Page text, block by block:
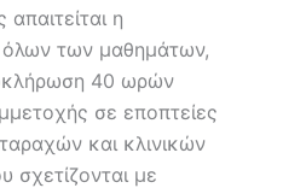
η
των μαθημάτων,
40 ωρών
σε εποπτείες
και κλινικών
σχετίζονται με